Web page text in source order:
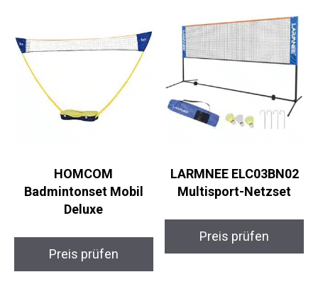
HOMCOM
Badmintonset Mobil
Deluxe
Preis prüfen
LARMNEE ELC03BN02
Multisport-Netzset
Preis prüfen